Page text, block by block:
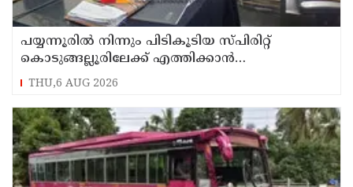
പയ്യന്നൂരിൽ നിന്നും പിടികൂടിയ സ്പിരിറ്റ്
കൊടുങ്ങല്ലൂരിലേക്ക് എത്തിക്കാൻ
പദ്ധതിയിട്ടുവെന്ന് എക്സൈസ് ഡെപ്യൂട്ടി
THU,6 AUG 2026